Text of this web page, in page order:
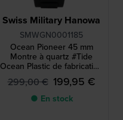
Swiss Military Hanowa
SMWGN0001185
Ocean Pioneer 45 mm
Montre à quartz #Tide
Ocean Plastic de fabrication
suisse avec date
299,00 € 199,95 €
● En stock